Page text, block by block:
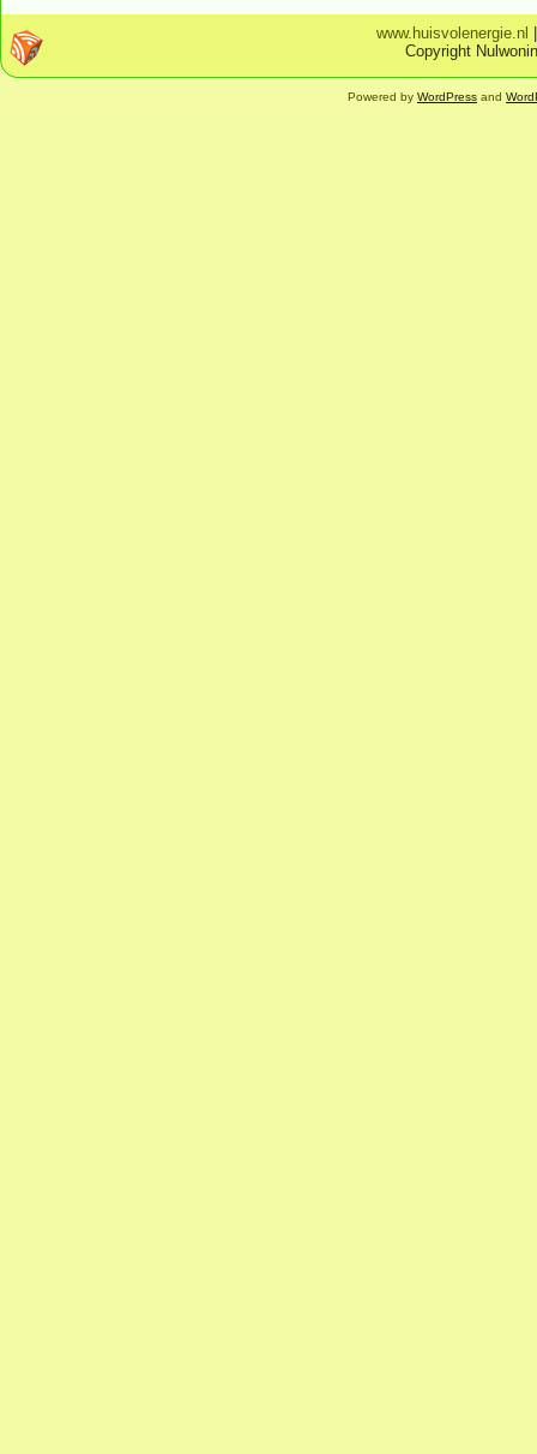
www.huisvolenergie.nl
Copyright
Powered by WordPress and